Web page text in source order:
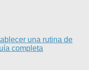
una rutina de
completa